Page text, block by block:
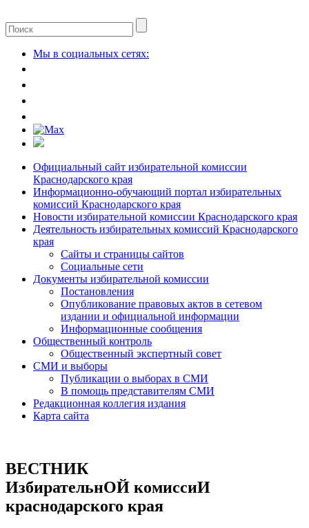
Мы в социальных сетях:
Официальный сайт избирательной комиссии
Краснодарского края
Информационно-обучающий портал избирательных
комиссий Краснодарского края
Новости избирательной комиссии Краснодарского края
Деятельность избирательных комиссий Краснодарского
края
Сайты и страницы сайтов
Социальные сети
Документы избирательной комиссии
Постановления
Опубликование правовых актов в сетевом
издании и официальной информации
Информационные сообщения
Общественный контроль
Общественный экспертный совет
СМИ и выборы
Публикации о выборах в СМИ
В помощь представителям СМИ
Редакционная коллегия издания
Карта сайта
ВЕСТНИК
ИзбирательнОЙ комиссиИ
краснодарского края